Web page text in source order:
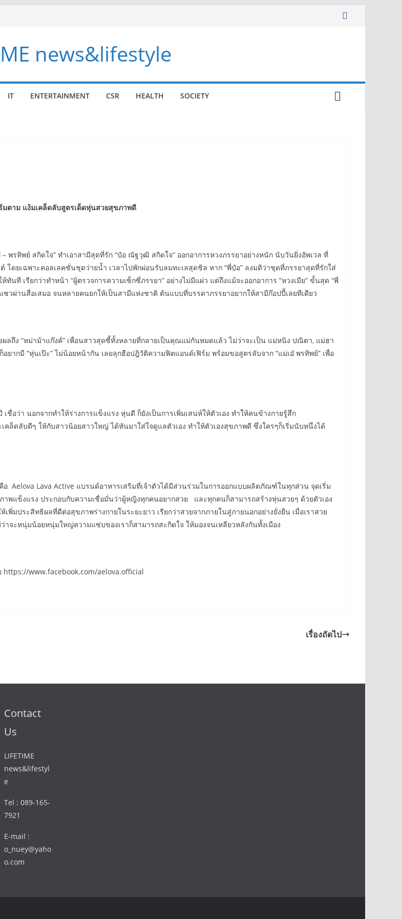
news&lifestyle
IT ENTERTAINMENT CSR HEALTH SOCIETY
ตาม แง้มเคล็ดลับสูตรเด็ดหุ่นสวยสุขภาพดี
รทิพย์ สกิดใจ” ทำเอาสามีสุดที่รัก “ป๋อ ณัฐวุฒิ สกิดใจ” ออกอาการหวงภรรยาอย่างหนัก นับวันยิ่งอัพเวล ที่
ดยเฉพาะคอลเลคชั่นชุดว่ายน้ำ เวลาไปพักผ่อนรับลมทะเลสุดชิล หาก “พี่ป๋อ” ลงมติว่าชุดที่ภรรยาสุดที่รักใส่
นที เรียกว่าทำหน้า “ผู้ตรวจการความเซ็กซี่ภรรยา” อย่างไม่มีแผ่ว แต่ถึงแม้จะออกอาการ “หวงเมีย” ขั้นสุด “พี่
ผ่านสื่อเสมอ จนหลายคนยกให้เป็นสามีแห่งชาติ ต้นแบบที่บรรดาภรรยาอยากให้สามีก๊อปปี้เลยทีเดียว
ลถึง “หม่าม้าแก๊งค์” เพื่อนสาวสุดซี้ทั้งหลายที่กลายเป็นคุณแม่กันหมดแล้ว ไม่ว่าจะเป็น แม่หนิง ปณิตา, แม่ฮา
ากมี “หุ่นเป๊ะ” ไม่น้อยหน้ากัน เลยลุกฮือปฎิวัติความฟิตแอนด์เฟิร์ม พร้อมขอสูตรลับจาก “แม่เอ๋ พรทิพย์” เพื่อ
ชื่อว่า นอกจากทำให้ร่างการแข็งแรง หุ่นดี ก็ยังเป็นการเพิ่มเสน่ห์ให้ตัวเอง ทำให้คนข้างกายรู้สึก
คล็ดลับดีๆ ให้กับสาวน้อยสาวใหญ่ ได้หันมาใส่ใจดูแลตัวเอง ทำให้ตัวเองสุขภาพดี ซึ่งใครๆก็เริ่มนับหนึ่งได้
อ Aelova Lava Active แบรนด์อาหารเสริมที่เจ้าตัวได้มีส่วนร่วมในการออกแบบผลิตภัณฑ์ในทุกส่วน จุดเริ่ม
าพแข็งแรง ประกอบกับความเชื่อมั่นว่าผู้หญิงทุกคนอยากสวย และทุกคนก็สามารถสร้างหุ่นสวยๆ ด้วยตัวเอง
พิ่มประสิทธิผลที่ดีต่อสุขภาพร่างกายในระยะยาว เรียกว่าสวยจากภายในสู่ภายนอกอย่างยั่งยืน เมื่อเราสวย
จะหนุ่มน้อยหนุ่มใหญ่ความแซ่บของเราก็สามารถสะกิดใจ ให้มองจนเหลียวหลังกันทั้งเมือง
https://www.facebook.com/aelova.official
เรื่องถัดไป
Contact
Us
LIFETIME
news&lifestyl
e
Tel : 089-165-
7921
E-mail :
o_nuey@yaho
o.com